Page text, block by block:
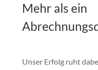
Mehr als ein
Unser Erfolg ruht